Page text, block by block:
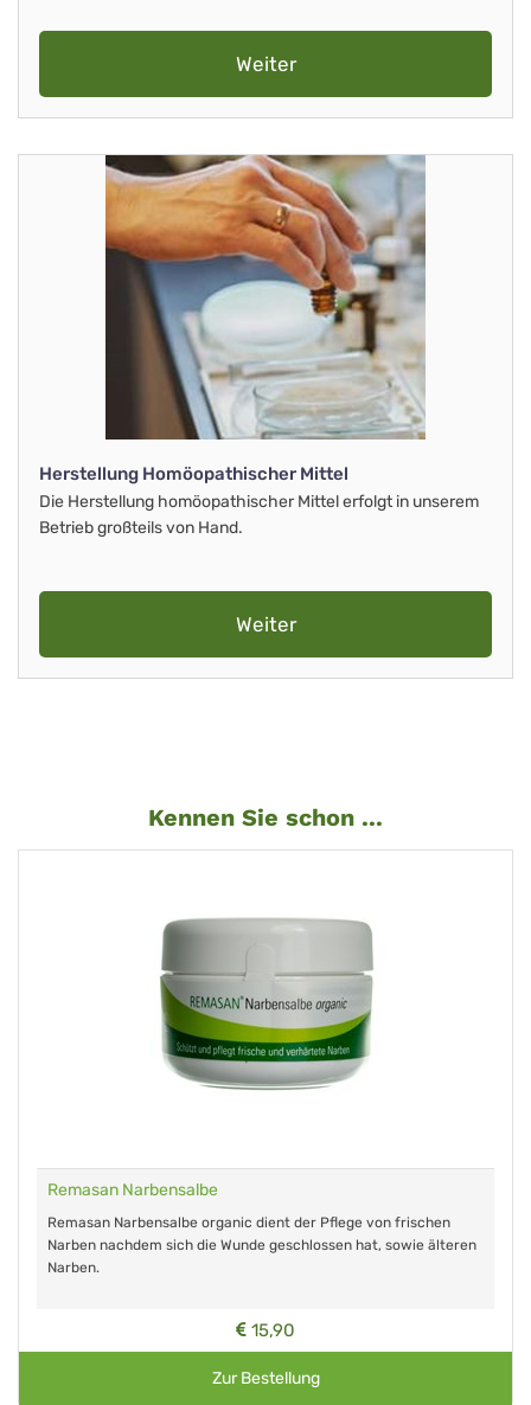
Weiter
Herstellung Homöopathischer Mittel
Die Herstellung homöopathischer Mittel erfolgt in unserem
Betrieb großteils von Hand.
Weiter
Kennen Sie schon ...
Remasan Narbensalbe
Remasan Narbensalbe organic dient der Pflege von frischen
Narben nachdem sich die Wunde geschlossen hat, sowie älteren
Narben.
15,90
Zur Bestellung